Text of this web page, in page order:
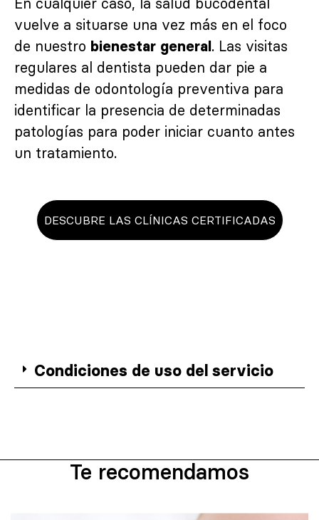
vuelve a situarse una vez más en el foco
de nuestro bienestar general . Las visitas
regulares al dentista pueden dar pie a
medidas de odontología preventiva para
identificar la presencia de determinadas
patologías para poder iniciar cuanto antes
un tratamiento.
DESCUBRE LAS CLÍNICAS CERTIFICADAS
Condiciones de uso del servicio
Te recomendamos